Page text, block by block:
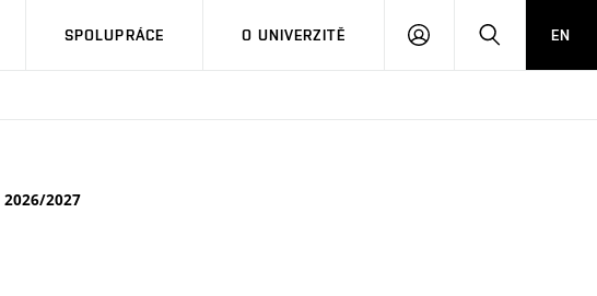
SPOLUPRÁCE O UNIVERZITĚ
PŘIHLÁSIT HLEDATEN
2026/2027